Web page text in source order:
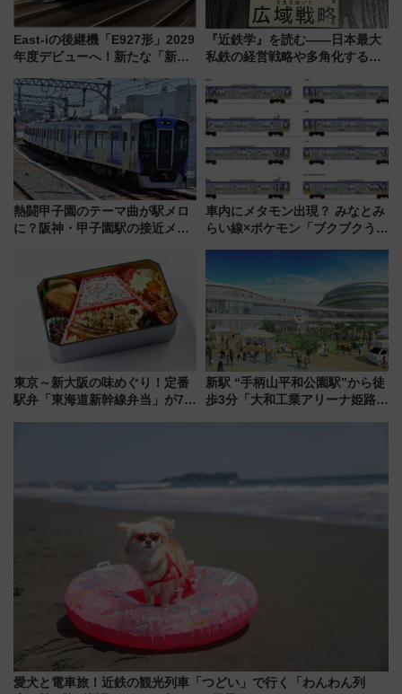
East-iの後継機「E927形」2029
年度デビューへ！新たな「新幹
説【JR東日本】
『近鉄学』を読む――日本最大
私鉄の経営戦略や多角化する事
にする一冊
熱闘甲子園のテーマ曲が駅メロ
に？阪神・甲子園駅の接近メロ
谷実アレンジの特別仕様へ、8月
5日始発から
車内にメタモン出現？ みなとみ
らい線×ポケモン「ブクブクうみ
行開始に！ この夏は直通列車で
横浜へ！
東京～新大阪の味めぐり！定番
駅弁「東海道新幹線弁当」が7月
新駅 “手柄山平和公園駅”から徒
歩3分「大和工業アリーナ姫路」
愛犬と電車旅！近鉄の観光列車「つどい」で行く「わんわん列